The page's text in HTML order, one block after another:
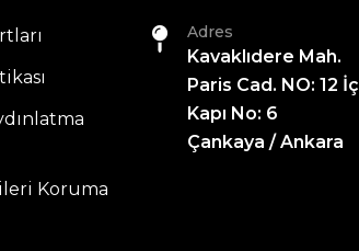
Koruma
Adres
Kavaklıdere Mah.
Paris Cad. NO: 12 İç
Kapı No: 6
Çankaya / Ankara